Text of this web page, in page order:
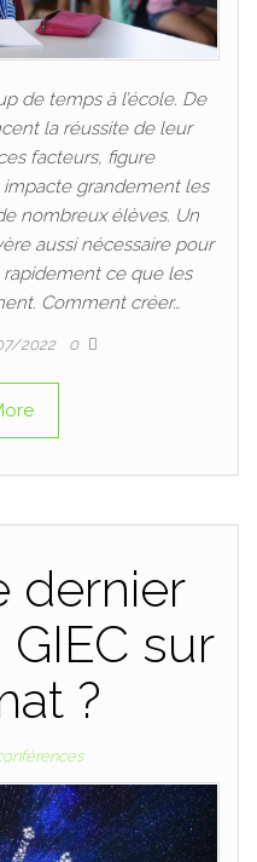
de temps à l’école. De
la réussite de leur
facteurs, figure
impacte grandement les
nombreux élèves. Un
aussi nécessaire pour
ce que les
Comment créer…
2022 0
dernier
sur
?